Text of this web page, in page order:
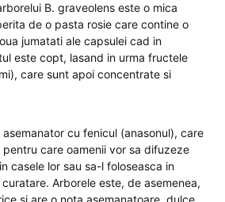
B. graveolens este o mica
de o pasta rosie care contine o
jumatati ale capsulei cad in
este copt, lasand in urma fructele
care sunt apoi concentrate si
cu fenicul (anasonul), care
care oamenii vor sa difuzeze
casele lor sau sa-l foloseasca in
Arborele este, de asemenea,
si are o nota asemanatoare, dulce,